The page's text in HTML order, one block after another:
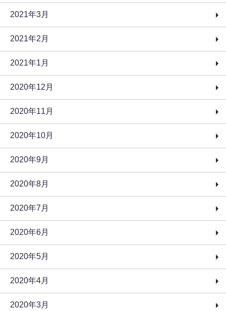
2021年3月
2021年2月
2021年1月
2020年12月
2020年11月
2020年10月
2020年9月
2020年8月
2020年7月
2020年6月
2020年5月
2020年4月
2020年3月